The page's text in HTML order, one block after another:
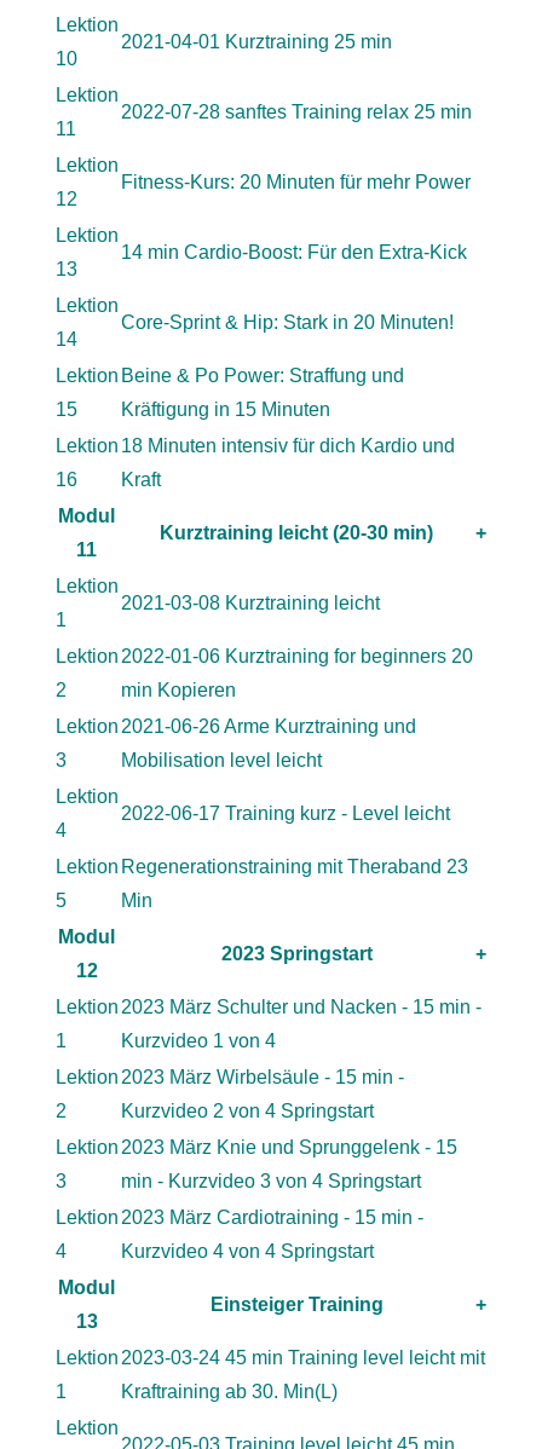
Lektion
10
2021-04-01 Kurztraining 25 min
Lektion
11
2022-07-28 sanftes Training relax 25 min
Lektion
12
Fitness-Kurs: 20 Minuten für mehr Power
Lektion
13
14 min Cardio-Boost: Für den Extra-Kick
Lektion
14
Core-Sprint & Hip: Stark in 20 Minuten!
Lektion
15
Beine & Po Power: Straffung und
Kräftigung in 15 Minuten
Lektion
16
18 Minuten intensiv für dich Kardio und
Kraft
Modul
11
Kurztraining leicht (20-30 min) +
Lektion
1
2021-03-08 Kurztraining leicht
Lektion
2
2022-01-06 Kurztraining for beginners 20
min Kopieren
Lektion
3
2021-06-26 Arme Kurztraining und
Mobilisation level leicht
Lektion
4
2022-06-17 Training kurz - Level leicht
Lektion
5
Regenerationstraining mit Theraband 23
Min
Modul
12
2023 Springstart +
Lektion
1
2023 März Schulter und Nacken - 15 min -
Kurzvideo 1 von 4
Lektion
2
2023 März Wirbelsäule - 15 min -
Kurzvideo 2 von 4 Springstart
Lektion
3
2023 März Knie und Sprunggelenk - 15
min - Kurzvideo 3 von 4 Springstart
Lektion
4
2023 März Cardiotraining - 15 min -
Kurzvideo 4 von 4 Springstart
Modul
13
Einsteiger Training +
Lektion
1
2023-03-24 45 min Training level leicht mit
Kraftraining ab 30. Min(L)
Lektion
2022-05-03 Training level leicht 45 min